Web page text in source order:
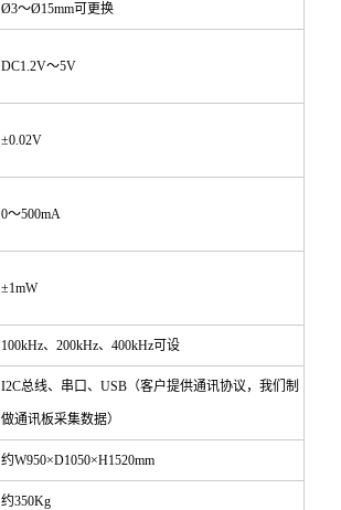
Ø3～Ø15mm可更换
DC1.2V～5V
±0.02V
0～500mA
±1mW
100kHz、200kHz、400kHz可设
I2C总线、串口、USB（客户提供通讯协议，我们制
做通讯板采集数据）
约W950×D1050×H1520mm
约350Kg